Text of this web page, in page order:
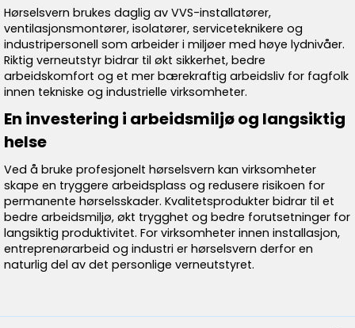
Hørselsvern brukes daglig av VVS-installatører,
ventilasjonsmontører, isolatører, serviceteknikere og
industripersonell som arbeider i miljøer med høye lydnivåer.
Riktig verneutstyr bidrar til økt sikkerhet, bedre
arbeidskomfort og et mer bærekraftig arbeidsliv for fagfolk
innen tekniske og industrielle virksomheter.
En investering i arbeidsmiljø og langsiktig
helse
Ved å bruke profesjonelt hørselsvern kan virksomheter
skape en tryggere arbeidsplass og redusere risikoen for
permanente hørselsskader. Kvalitetsprodukter bidrar til et
bedre arbeidsmiljø, økt trygghet og bedre forutsetninger for
langsiktig produktivitet. For virksomheter innen installasjon,
entreprenørarbeid og industri er hørselsvern derfor en
naturlig del av det personlige verneutstyret.